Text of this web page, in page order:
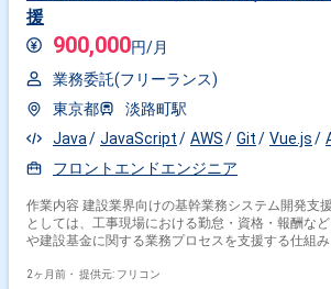
援
900,000円/月
業務委託(フリーランス)
東京都
淡路町駅
Java
JavaScript AWS Git Vue.js
フロントエンドエンジニア
作業内容 建設業界向けの基幹業務システム開発支
としては、工事現場における勤怠・資格・報酬な
や建設基金に関する業務プロセスを支援する仕組
務要件整理を行っていただきます。 言語：Java、
2ヶ月前・ 提供元: フリコン